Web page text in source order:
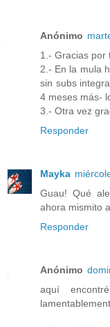
Anónimo
1.- Gracias por
2.- En la mula
sin subs
4 meses más-
3.- Otra vez
Responder
Mayka
Guau! Qué
ahora mismito
Responder
Anónimo
aquí